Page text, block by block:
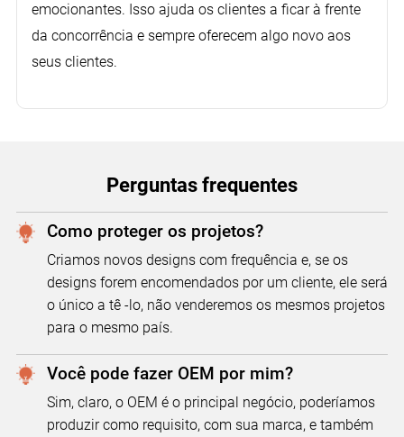
emocionantes. Isso ajuda os clientes a ficar à frente
da concorrência e sempre oferecem algo novo aos
seus clientes.
Perguntas frequentes
Como proteger os projetos?
Criamos novos designs com frequência e, se os
designs forem encomendados por um cliente, ele será
o único a tê -lo, não venderemos os mesmos projetos
para o mesmo país.
Você pode fazer OEM por mim?
Sim, claro, o OEM é o principal negócio, poderíamos
produzir como requisito, com sua marca, e também